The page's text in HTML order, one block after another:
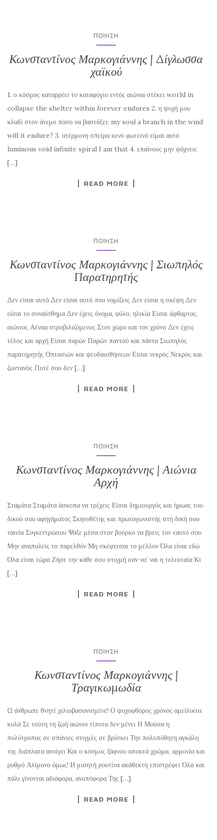
ΠΟΊΗΣΗ
Κωνσταντίνος Μαρκογιάννης | Δίγλωσσα
χαϊκού
1. ο κόσμος καταρρέει το καταφύγιο εντός αιώνια στέκει world in
collapse the shelter within forever endures 2. η ψυχή μου
κλαδί στον άνεμο πόσο να βαστάξει; my soul a branch in the wind
will it endure? 3. ατέρμονη σπείρα κενό φωτεινό είμαι αυτό
luminous void infinite spiral I am that 4. επαίνους μην ψάχνεις
[…]
READ MORE
ΠΟΊΗΣΗ
Κωνσταντίνος Μαρκογιάννης | Σιωπηλός
Παρατηρητής
Δεν είσαι αυτό Δεν είσαι αυτό που νομίζεις Δεν είσαι η σκέψη Δεν
είσαι το συναίσθημα Δεν έχεις όνομα, φύλο, ηλικία Είσαι άφθαρτος,
αιώνιος Αέναα στροβιλιζόμενος Στον χώρο και τον χρόνο Δεν έχεις
τέλος και αρχή Είσαι παρών Παρών παντού και πάντα Σιωπηλός
παρατηρητής Οπτασιών και ψευδαισθήσεων Είσαι νεκρός Νεκρός και
ζωντανός Ποτέ σου δεν […]
READ MORE
ΠΟΊΗΣΗ
Κωνσταντίνος Μαρκογιάννης | Αιώνια
Αρχή
Σταμάτα Σταμάτα άσκοπα να τρέχεις Είσαι δημιουργός και ήρωας του
δικού σου αφηγήματος Σκηνοθέτης και πρωταγωνιστής στη δική σου
ταινία Συγκεντρώσου Ψάξε μέσα στον βούρκο να βρεις τον εαυτό σου
Μην αναπολείς το παρελθόν Μη σκέφτεσαι το μέλλον Όλα είναι εδώ
Όλα είναι τώρα Ζήσε την κάθε σου στιγμή σαν να’ ναι η τελευταία Κι
[…]
READ MORE
ΠΟΊΗΣΗ
Κωνσταντίνος Μαρκογιάννης |
Τραγικωμωδία
Ω άνθρωπε θνητέ χιλιοβασανισμένε! Ο ψυχοφθόρος χρόνος αμείλικτα
κυλά Σε τούτη τη ζωή αιώνιο τίποτα δεν μένει Η Μούσα η
πολύτροπος σε σπάνιες στιγμές σε βρίσκει Την πολυπόθητη αγκάλη
της διάπλατα ανοίγει Και ο κόσμος ξάφνου αποκτά χρώμα, αρμονία και
ρυθμό Αλίμονο όμως! Η μισητή ρουτίνα ακάθεκτη επιστρέφει Όλα και
πάλι γίνονται αδιάφορα, ανυπόφορα Της […]
READ MORE